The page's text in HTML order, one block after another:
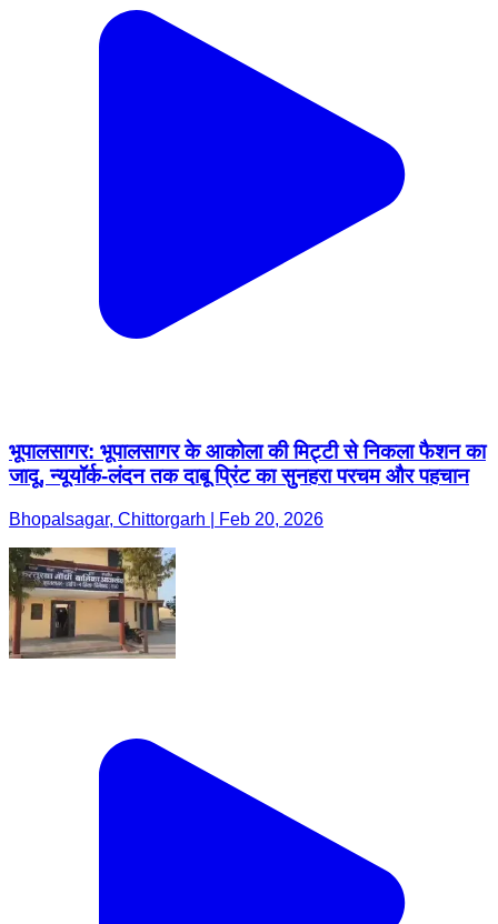
भूपालसागर: भूपालसागर के आकोला की मिट्टी से निकला फैशन का
जादू, न्यूयॉर्क-लंदन तक दाबू प्रिंट का सुनहरा परचम और पहचान
Bhopalsagar, Chittorgarh | Feb 20, 2026